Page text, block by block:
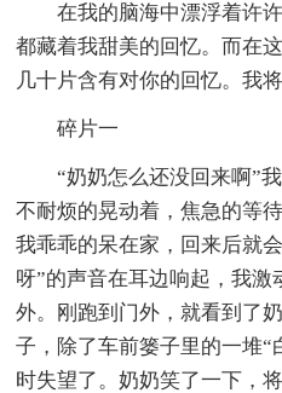
在我的脑海中漂浮着许
都藏着我甜美的回忆。而在
几十片含有对你的回忆。我
碎片一
“奶奶怎么还没回来啊”
不耐烦的晃动着，焦急的等
我乖乖的呆在家，回来后就
呀”的声音在耳边响起，我激
外。刚跑到门外，就看到了
子，除了车前篓子里的一堆“
时失望了。奶奶笑了一下，